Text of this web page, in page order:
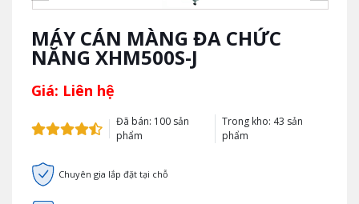
MÁY CÁN MÀNG ĐA CHỨC
NĂNG XHM500S-J
Giá: Liên hệ
Đã bán: 100 sản
phẩm
Trong kho: 43 sản
phẩm
Chuyên gia lắp đặt tại chỗ